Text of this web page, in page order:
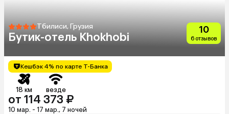
Тбилиси, Грузия
Бутик-отель Khokhobi
10
6 отзывов
Кешбэк 4% по карте Т-Банка
18 км везде
от 114 373 ₽
10 мар. - 17 мар., 7 ночей